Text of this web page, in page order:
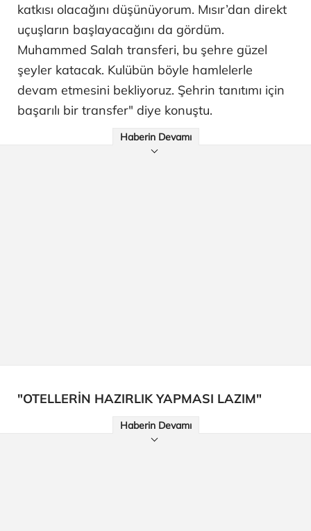
katkısı olacağını düşünüyorum. Mısır’dan direkt
uçuşların başlayacağını da gördüm.
Muhammed Salah transferi, bu şehre güzel
şeyler katacak. Kulübün böyle hamlelerle
devam etmesini bekliyoruz. Şehrin tanıtımı için
başarılı bir transfer" diye konuştu.
Haberin Devamı
"OTELLERİN HAZIRLIK YAPMASI LAZIM"
Haberin Devamı